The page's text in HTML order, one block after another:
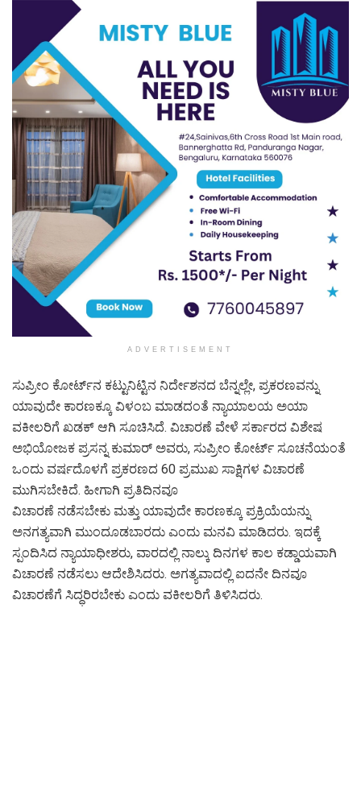
ADVERTISEMENT
ಸುಪ್ರೀಂ ಕೋರ್ಟ್‌ನ ಕಟ್ಟುನಿಟ್ಟಿನ ನಿರ್ದೇಶನದ ಬೆನ್ನಲ್ಲೇ, ಪ್ರಕರಣವನ್ನು
ಯಾವುದೇ ಕಾರಣಕ್ಕೂ ವಿಳಂಬ ಮಾಡದಂತೆ ನ್ಯಾಯಾಲಯ ಅಯಾ
ವಕೀಲರಿಗೆ ಖಡಕ್ ಆಗಿ ಸೂಚಿಸಿದೆ. ವಿಚಾರಣೆ ವೇಳೆ ಸರ್ಕಾರದ ವಿಶೇಷ
ಅಭಿಯೋಜಕ ಪ್ರಸನ್ನ ಕುಮಾರ್ ಅವರು, ಸುಪ್ರೀಂ ಕೋರ್ಟ್ ಸೂಚನೆಯಂತೆ
ಒಂದು ವರ್ಷದೊಳಗೆ ಪ್ರಕರಣದ 60 ಪ್ರಮುಖ ಸಾಕ್ಷಿಗಳ ವಿಚಾರಣೆ
ಮುಗಿಸಬೇಕಿದೆ. ಹೀಗಾಗಿ ಪ್ರತಿದಿನವೂ
ವಿಚಾರಣೆ ನಡೆಸಬೇಕು ಮತ್ತು ಯಾವುದೇ ಕಾರಣಕ್ಕೂ ಪ್ರಕ್ರಿಯೆಯನ್ನು
ಅನಗತ್ಯವಾಗಿ ಮುಂದೂಡಬಾರದು ಎಂದು ಮನವಿ ಮಾಡಿದರು. ಇದಕ್ಕೆ
ಸ್ಪಂದಿಸಿದ ನ್ಯಾಯಾಧೀಶರು, ವಾರದಲ್ಲಿ ನಾಲ್ಕು ದಿನಗಳ ಕಾಲ ಕಡ್ಡಾಯವಾಗಿ
ವಿಚಾರಣೆ ನಡೆಸಲು ಆದೇಶಿಸಿದರು. ಅಗತ್ಯವಾದಲ್ಲಿ ಐದನೇ ದಿನವೂ
ವಿಚಾರಣೆಗೆ ಸಿದ್ಧರಿರಬೇಕು ಎಂದು ವಕೀಲರಿಗೆ ತಿಳಿಸಿದರು.